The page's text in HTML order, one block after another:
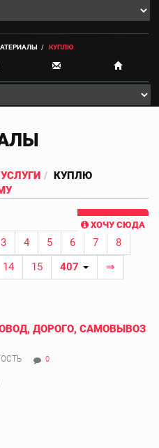
КУПЛЮ
УСЛУГИ
КУПЛЮ
ХОЧУ СЮДА
3 4 5 6 7
8
14 15 407
⇒
ДОРОГО, САМОВЫВОЗ
0